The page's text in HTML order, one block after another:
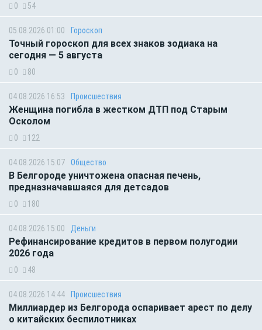
0 54
05.08.2026 01:00 Гороскоп
Точный гороскоп для всех знаков зодиака на
сегодня — 5 августа
0 80
04.08.2026 16:53 Происшествия
Женщина погибла в жестком ДТП под Старым
Осколом
0 122
04.08.2026 15:07 Общество
В Белгороде уничтожена опасная печень,
предназначавшаяся для детсадов
0 180
04.08.2026 15:00 Деньги
Рефинансирование кредитов в первом полугодии
2026 года
0 48
04.08.2026 14:44 Происшествия
Миллиардер из Белгорода оспаривает арест по делу
о китайских беспилотниках